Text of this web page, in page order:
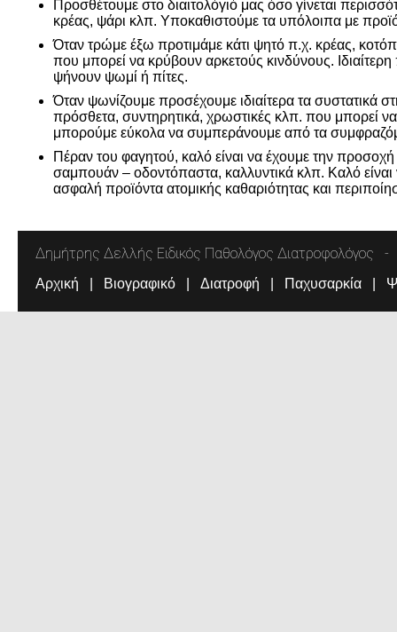
Προσθέτουμε στο διαιτολόγιό μας όσο γίνεται
κρέας, ψάρι κλπ. Υποκαθιστούμε τα υπόλοιπα με
Όταν τρώμε έξω προτιμάμε κάτι ψητό π.χ. κρέας,
που μπορεί να κρύβουν αρκετούς κινδύνους.
ψήνουν ψωμί ή πίτες.
Όταν ψωνίζουμε προσέχουμε ιδιαίτερα τα συστατικά
πρόσθετα, συντηρητικά, χρωστικές κλπ. που μπορεί
μπορούμε εύκολα να συμπεράνουμε από τα
Πέραν του φαγητού, καλό είναι να έχουμε την
σαμπουάν – οδοντόπαστα, καλλυντικά κλπ. Καλό είναι
ασφαλή προϊόντα ατομικής καθαριότητας και
Δημήτρης Δελλής Ειδικός Παθολόγος Διατροφολόγος
Αρχική Βιογραφικό Διατροφή Παχυσαρκία